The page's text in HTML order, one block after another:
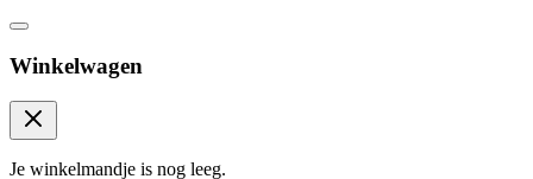
Winkelwagen
Je winkelmandje is nog leeg.